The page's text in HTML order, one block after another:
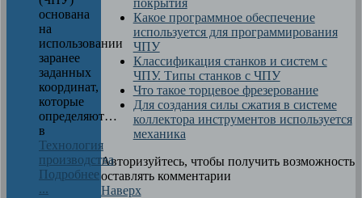
покрытия
Какое программное обеспечение
используется для программирования
ЧПУ
Классификация станков и систем с
ЧПУ. Типы станков с ЧПУ
Что такое торцевое фрезерование
Для создания силы сжатия в системе
коллектора инструментов используется
механика
Авторизуйтесь, чтобы получить возможность
оставлять комментарии
Наверх
основана
на
использовании
заранее
заданных
координат,
которые
определяют…
в
Технология
производства
Подробнее
...